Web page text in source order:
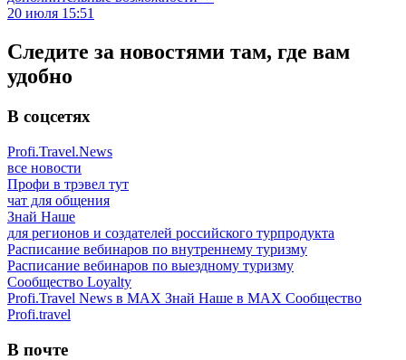
20 июля 15:51
Следите за новостями там, где вам
удобно
В соцсетях
Profi.Travel.News
все новости
Профи в трэвел тут
чат для общения
Знай Наше
для регионов и создателей российского турпродукта
Расписание вебинаров по внутреннему туризму
Расписание вебинаров по выездному туризму
Сообщество Loyalty
Profi.Travel News в MAX Знай Наше в MAX Сообщество
Profi.travel
В почте